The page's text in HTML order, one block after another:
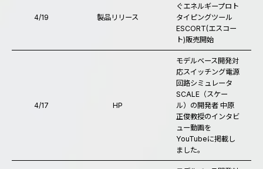
4/19 製品リリース
ぐエネルギープロト
タイピングツール
ESCORT(エスコー
ト)販売開始
4/17 HP
モデルベース開発対
応スイッチング電源
回路シミュレータ
SCALE（スケー
ル）の開発者 中原
正俊教授のインタビ
ュー動画を
YouTubeに掲載し
ました。